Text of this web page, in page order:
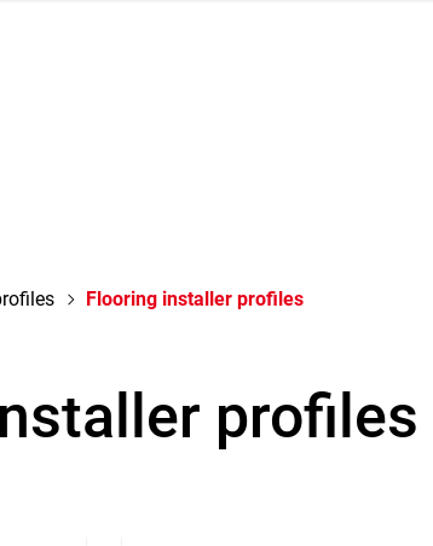
Flooring installer profiles
profiles